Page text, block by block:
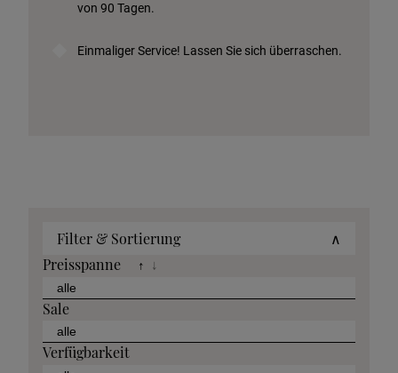
von 90 Tagen.
Einmaliger Service! Lassen Sie sich überraschen.
Filter & Sortierung
∧
Preisspanne
↑ ↓
Sale
Verfügbarkeit